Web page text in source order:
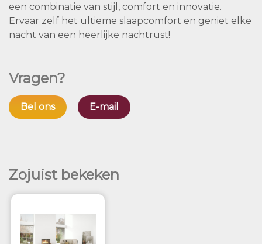
een combinatie van stijl, comfort en innovatie.
Ervaar zelf het ultieme slaapcomfort en geniet elke
nacht van een heerlijke nachtrust!
Vragen?
Bel ons E-mail
Zojuist bekeken